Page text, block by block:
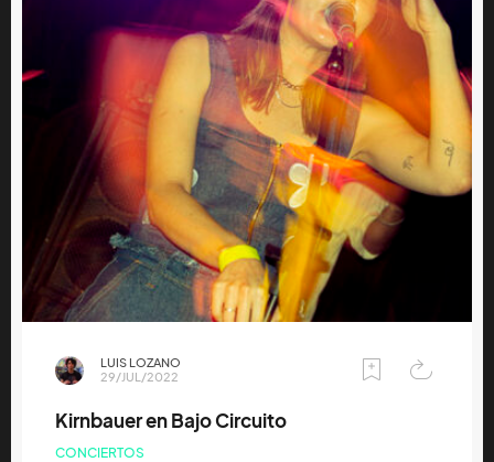
LUIS LOZANO
29/JUL/2022
Kirnbauer en Bajo Circuito
CONCIERTOS